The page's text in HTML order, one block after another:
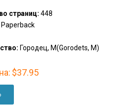
страниц: 448
Paperback
Городец, М(Gorodets, M)
$37.95